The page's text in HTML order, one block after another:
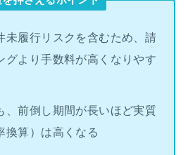
未履行リスクを含むため、請
グより手数料が高くなりやす
、前倒し期間が長いほど実質
換算）は高くなる